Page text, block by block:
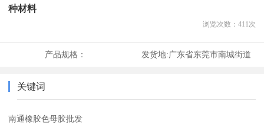
种材料
浏览次数： 411 次
产品规格： 发货地:广东省东莞市南城街道
关键词
南通橡胶色母胶批发